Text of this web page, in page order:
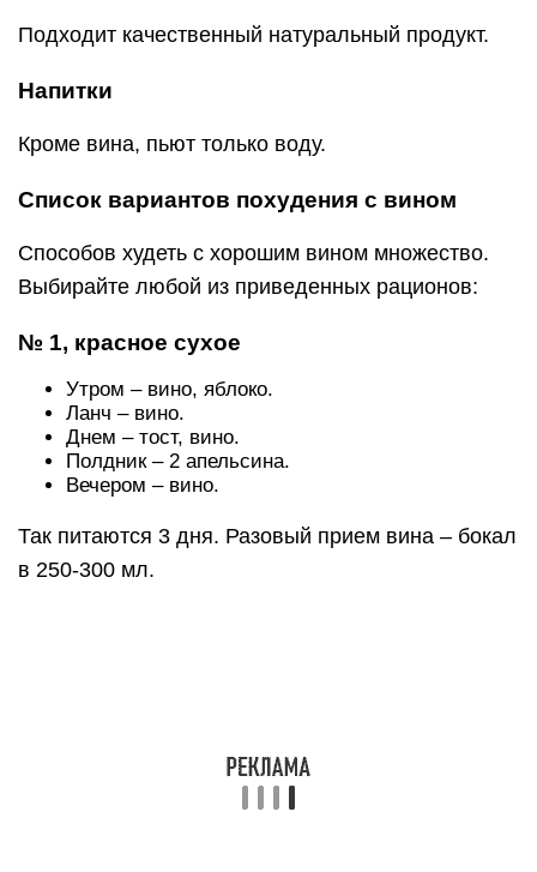
Подходит качественный натуральный продукт.
Напитки
Кроме вина, пьют только воду.
Список вариантов похудения с вином
Способов худеть с хорошим вином множество.
Выбирайте любой из приведенных рационов:
№ 1, красное сухое
Утром – вино, яблоко.
Ланч – вино.
Днем – тост, вино.
Полдник – 2 апельсина.
Вечером – вино.
Так питаются 3 дня. Разовый прием вина – бокал
в 250-300 мл.